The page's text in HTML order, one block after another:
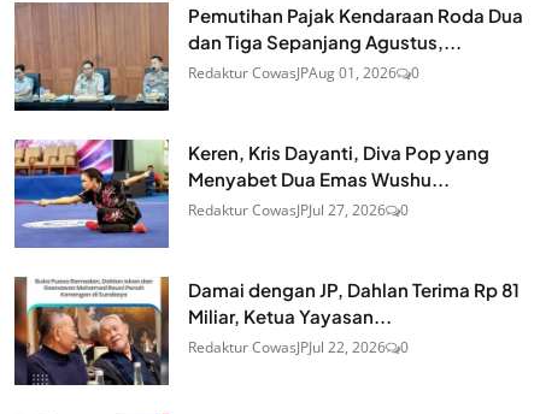
Pemutihan Pajak Kendaraan Roda Dua
dan Tiga Sepanjang Agustus,...
Redaktur CowasJPAug 01, 2026 0
Keren, Kris Dayanti, Diva Pop yang
Menyabet Dua Emas Wushu...
Redaktur CowasJPJul 27, 2026 0
Damai dengan JP, Dahlan Terima Rp 81
Miliar, Ketua Yayasan...
Redaktur CowasJPJul 22, 2026 0